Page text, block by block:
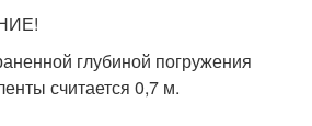
глубиной погружения
считается 0,7 м.